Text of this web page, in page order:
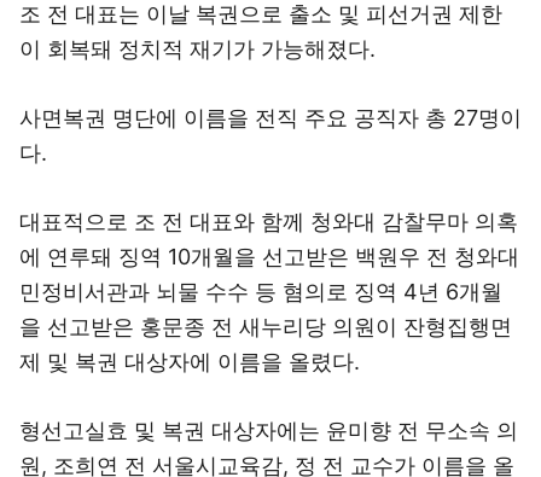
조 전 대표는 이날 복권으로 출소 및 피선거권 제한
이 회복돼 정치적 재기가 가능해졌다.
사면복권 명단에 이름을 전직 주요 공직자 총 27명이
다.
대표적으로 조 전 대표와 함께 청와대 감찰무마 의혹
에 연루돼 징역 10개월을 선고받은 백원우 전 청와대
민정비서관과 뇌물 수수 등 혐의로 징역 4년 6개월
을 선고받은 홍문종 전 새누리당 의원이 잔형집행면
제 및 복권 대상자에 이름을 올렸다.
형선고실효 및 복권 대상자에는 윤미향 전 무소속 의
원, 조희연 전 서울시교육감, 정 전 교수가 이름을 올